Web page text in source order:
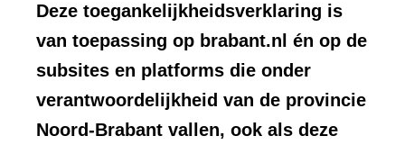
Deze toegankelijkheidsverklaring is
van toepassing op brabant.nl én op de
subsites en platforms die onder
verantwoordelijkheid van de provincie
Noord-Brabant vallen, ook als deze